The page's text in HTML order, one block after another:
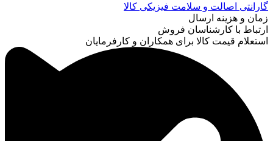
گارانتی اصالت و سلامت فیزیکی کالا
زمان و هزینه ارسال
ارتباط با کارشناسان فروش
استعلام قیمت کالا برای همکاران و کارفرمایان